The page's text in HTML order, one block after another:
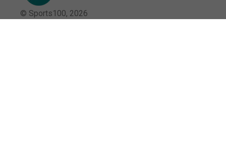
© Sports100, 2026